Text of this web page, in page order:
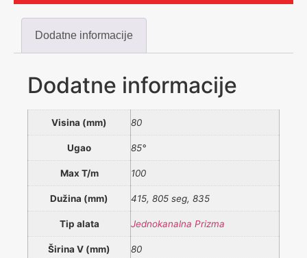
Dodatne informacije
Dodatne informacije
Visina (mm) 80
Ugao 85°
Max T/m 100
Dužina (mm) 415, 805 seg, 835
Tip alata Jednokanalna Prizma
Širina V (mm) 80